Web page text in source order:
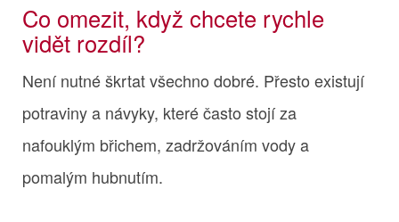
Co omezit, když chcete rychle
vidět rozdíl?
Není nutné škrtat všechno dobré. Přesto existují
potraviny a návyky, které často stojí za
nafouklým břichem, zadržováním vody a
pomalým hubnutím.